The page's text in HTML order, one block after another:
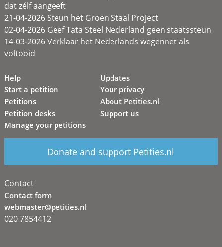
dat zélf aangeeft
21-04-2026 Steun het Groen Staal Project
02-04-2026 Geef Tata Steel Nederland geen staatssteun
14-03-2026 Verklaar het Nederlands wegennet als
voltooid
Help
Start a petition
Petitions
Petition desks
Manage your petitions
Updates
Your privacy
About Petities.nl
Support us
Donate and support Petities.nl
Contact
Contact form
webmaster@petities.nl
020 7854412